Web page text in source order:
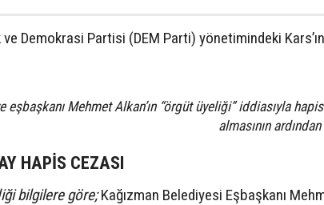
Demokrasi Partisi (DEM Parti) yönetimindeki
eşbaşkanı Mehmet Alkan’ın “örgüt üyeliği” iddiasıyla
almasının
HAPİS CEZASI
bilgilere göre;Kağızman Belediyesi Eşbaşkanı